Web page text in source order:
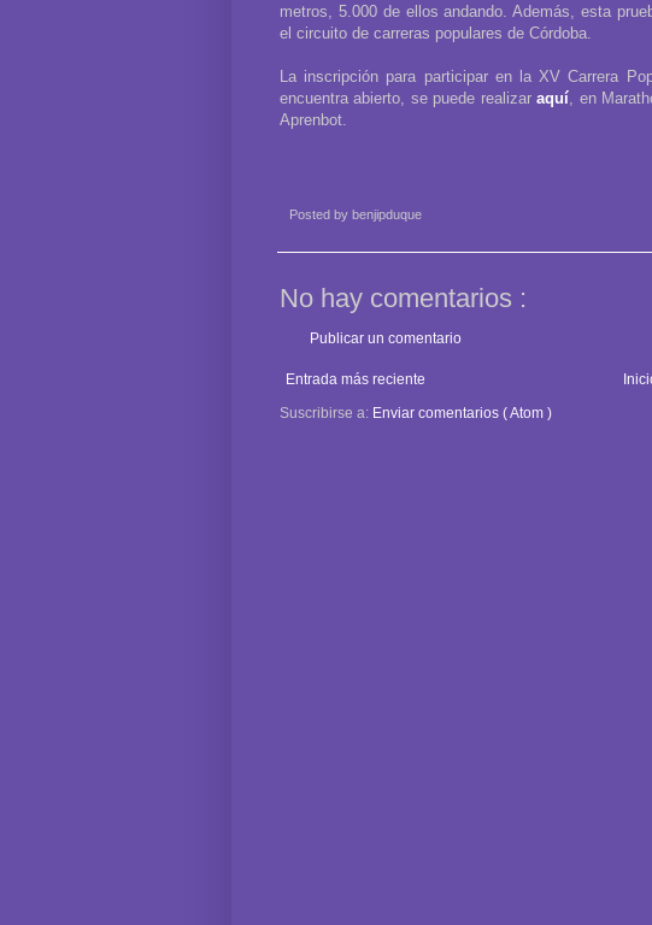
metros, 5.000 de ellos andando. Además, esta
el circuito de carreras populares de Córdoba.
La inscripción para participar en la XV Carrera
encuentra abierto, se puede realizaraquí , en
Aprenbot.
Posted by benjipduque
No hay comentarios :
Publicar un comentario
Entrada más reciente
Suscribirse a: Enviar comentarios ( Atom )